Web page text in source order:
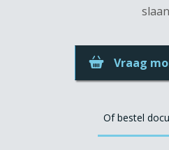
Vraag
Of bestel